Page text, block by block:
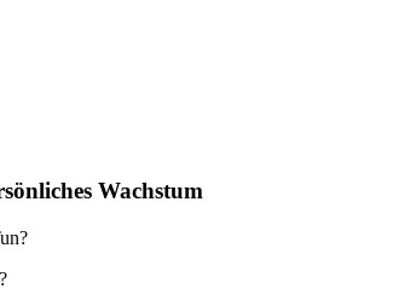
Wachstum